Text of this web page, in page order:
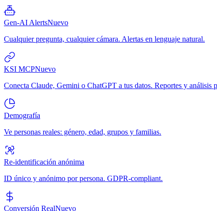
Gen-AI AlertsNuevo
Cualquier pregunta, cualquier cámara. Alertas en lenguaje natural.
KSI MCPNuevo
Conecta Claude, Gemini o ChatGPT a tus datos. Reportes y análisis
Demografía
Ve personas reales: género, edad, grupos y familias.
Re-identificación anónima
ID único y anónimo por persona. GDPR-compliant.
Conversión RealNuevo